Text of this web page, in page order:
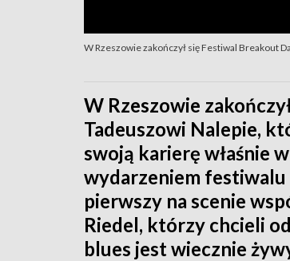
W Rzeszowie zakończył się Festiwal Breakout
W Rzeszowie
Tadeuszowi Nalepie,
swoją karierę właśnie
wydarzeniem festiwalu
pierwszy na scenie
Riedel, którzy chcieli
blues jest wiecznie